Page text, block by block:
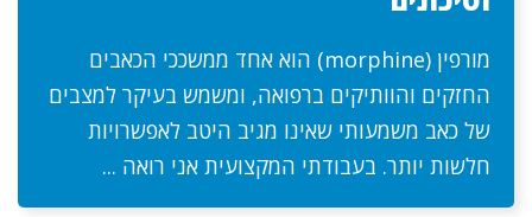
מורפין (morphine) הוא אחד ממשככי הכאבים
החזקים והוותיקים ברפואה, ומשמש בעיקר למצבים
של כאב משמעותי שאינו מגיב היטב לאפשרויות
חלשות יותר. בעבודתי המקצועית אני רואה ...